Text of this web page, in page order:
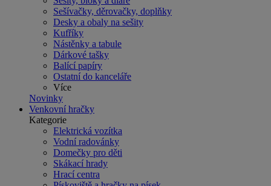
Sešívačky, děrovačky, doplňky
Desky a obaly na sešity
Kufříky
Nástěnky a tabule
Dárkové tašky
Balící papíry
Ostatní do kanceláře
Více
Novinky
Venkovní hračky
Kategorie
Elektrická vozítka
Vodní radovánky
Domečky pro děti
Skákací hrady
Hrací centra